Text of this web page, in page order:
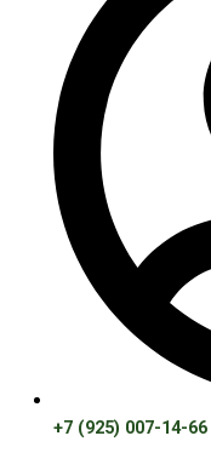
+7 (925) 007-14-66